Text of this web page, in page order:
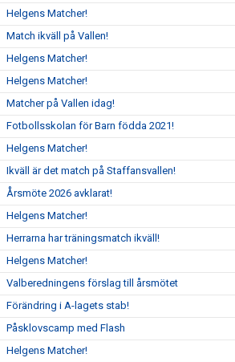
Helgens Matcher!
Match ikväll på Vallen!
Helgens Matcher!
Helgens Matcher!
Matcher på Vallen idag!
Fotbollsskolan för Barn födda 2021!
Helgens Matcher!
Ikväll är det match på Staffansvallen!
Årsmöte 2026 avklarat!
Helgens Matcher!
Herrarna har träningsmatch ikväll!
Helgens Matcher!
Valberedningens förslag till årsmötet
Förändring i A-lagets stab!
Påsklovscamp med Flash
Helgens Matcher!